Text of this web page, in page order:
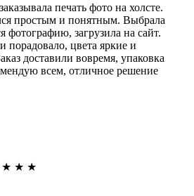
печать фото на холсте.
простым и понятным. Выбрала
фотографию, загрузила на сайт.
порадовало, цвета яркие и
доставили вовремя, упаковка
всем, отличное решение
★ ★ ★